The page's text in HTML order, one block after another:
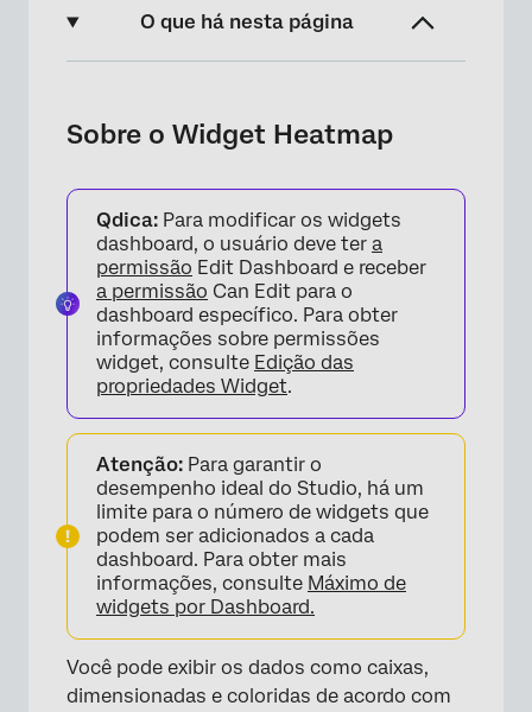
O que há nesta página
Adição de um Widget de mapa de calor
Sobre o Widget Heatmap
Qdica: Para modificar os widgets
dashboard, o usuário deve ter a
permissão Edit Dashboard e receber
a permissão Can Edit para o
dashboard específico. Para obter
informações sobre permissões
widget, consulte Edição das
propriedades Widget.
Atenção: Para garantir o
desempenho ideal do Studio, há um
limite para o número de widgets que
podem ser adicionados a cada
dashboard. Para obter mais
informações, consulte Máximo de
widgets por Dashboard.
Você pode exibir os dados como caixas,
dimensionadas e coloridas de acordo com